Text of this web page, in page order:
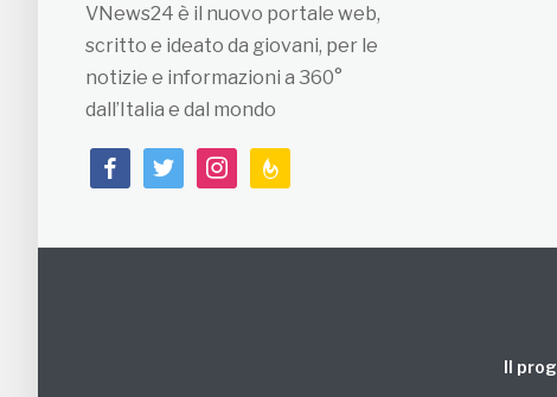
VNews24 è il nuovo portale web,
scritto e ideato da giovani, per le
notizie e informazioni a 360°
dall’Italia e dal mondo
facebooktwitterinstagramfeedburner
Il